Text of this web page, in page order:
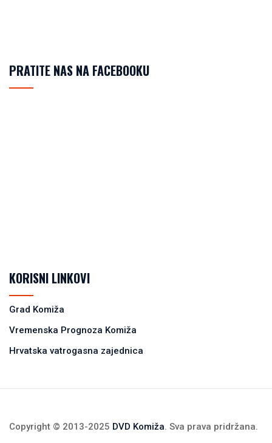
PRATITE NAS NA FACEBOOKU
KORISNI LINKOVI
Grad Komiža
Vremenska Prognoza Komiža
Hrvatska vatrogasna zajednica
Copyright © 2013-2025 DVD Komiža. Sva prava pridržana.